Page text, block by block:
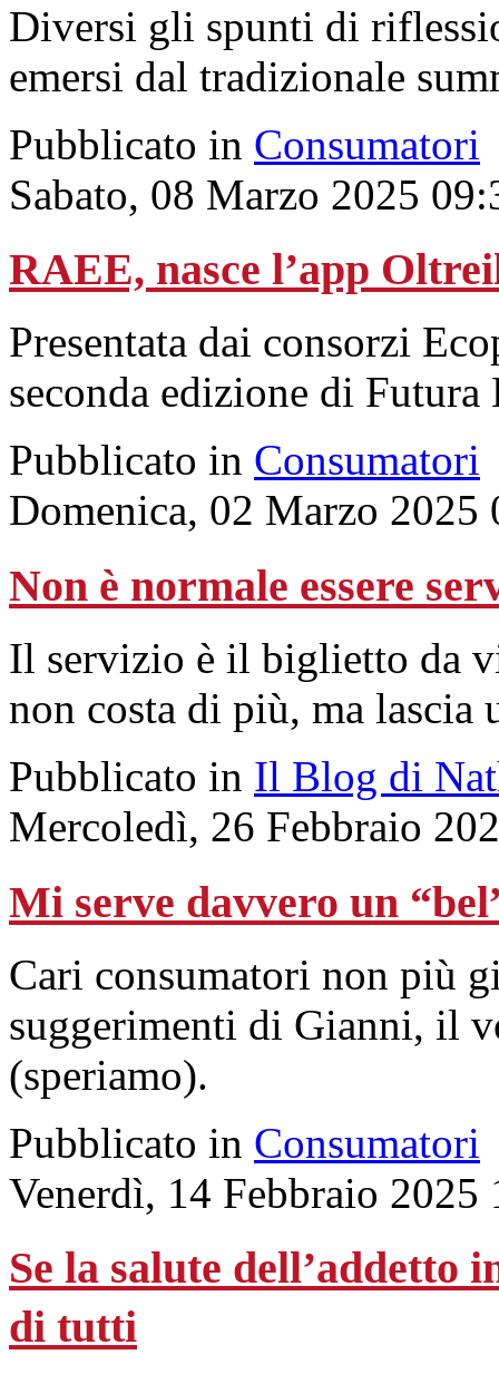
Diversi gli spunti di
emersi dal tradizionale
Pubblicato in Consumatori
Sabato, 08 Marzo 2025
RAEE, nasce l’app
Presentata dai consorzi
seconda edizione di Futura
Pubblicato in Consumatori
Domenica, 02 Marzo 2025
Non è normale essere
Il servizio è il biglietto da
non costa di più, ma lascia
Pubblicato in Il Blog di
Mercoledì, 26 Febbraio
Mi serve davvero un
Cari consumatori non più
suggerimenti di Gianni, il
(speriamo).
Pubblicato in Consumatori
Venerdì, 14 Febbraio 2025
Se la salute dell’addetto
di tutti